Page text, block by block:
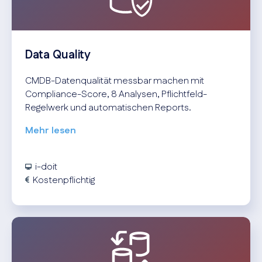
Data Quality
CMDB-Datenqualität messbar machen mit
Compliance-Score, 8 Analysen, Pflichtfeld-
Regelwerk und automatischen Reports.
Mehr lesen
i-doit
Kostenpflichtig